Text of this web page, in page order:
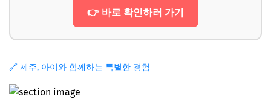
👉 바로 확인하러 가기
🔗 제주, 아이와 함께하는 특별한 경험